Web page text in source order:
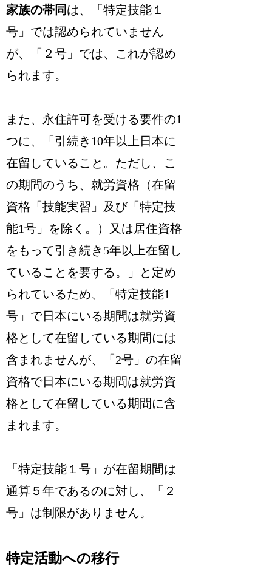
家族の帯同は、「特定技能１
号」では認められていません
が、「２号」では、これが認め
られます。
また、永住許可を受ける要件の1
つに、「引続き10年以上日本に
在留していること。ただし、こ
の期間のうち、就労資格（在留
資格「技能実習」及び「特定技
能1号」を除く。）又は居住資格
をもって引き続き5年以上在留し
ていることを要する。」と定め
られているため、
「特定技能1
号」で日本にいる期間は就労資
格として在留している期間には
含まれませんが、「2号」の在留
資格で日本にいる期間は就労資
格として在留している期間に含
まれます。
「特定技能１号」が在留期間は
通算５年であるのに対し、「２
号」は制限がありません。
特定活動への移行